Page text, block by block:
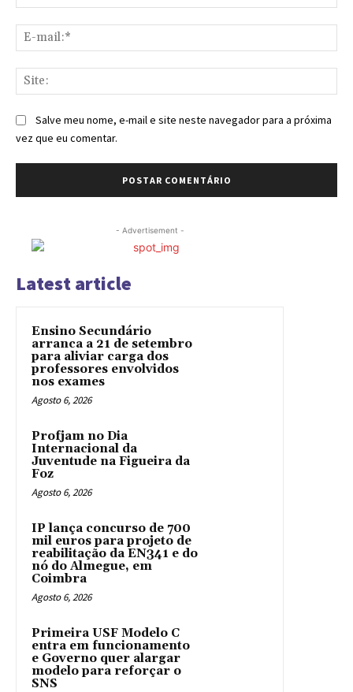
Salve meu nome, e-mail e site neste navegador para a próxima
vez que eu comentar.
- Advertisement -
Latest article
Ensino Secundário
arranca a 21 de setembro
para aliviar carga dos
professores envolvidos
nos exames
Agosto 6, 2026
Profjam no Dia
Internacional da
Juventude na Figueira da
Foz
Agosto 6, 2026
IP lança concurso de 700
mil euros para projeto de
reabilitação da EN341 e do
nó do Almegue, em
Coimbra
Agosto 6, 2026
Primeira USF Modelo C
entra em funcionamento
e Governo quer alargar
modelo para reforçar o
SNS